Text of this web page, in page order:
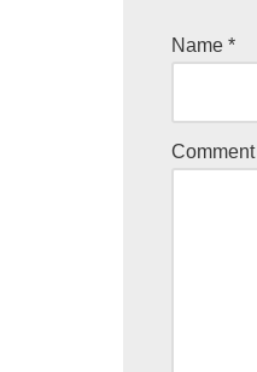
Name *
Comment